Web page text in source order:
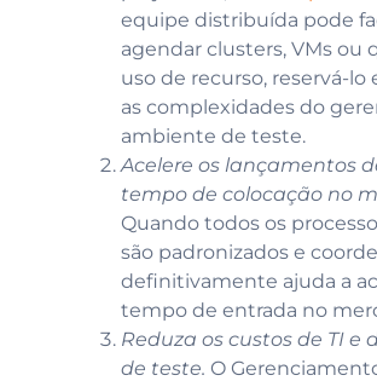
equipe distribuída pode
agendar clusters, VMs ou
uso de recurso, reservá-lo
as complexidades do
ambiente de teste.
Acelere os lançamentos
tempo de colocação no
Quando todos os
são padronizados e
definitivamente ajuda a
tempo de entrada no
Reduza os custos de TI e
de teste. O